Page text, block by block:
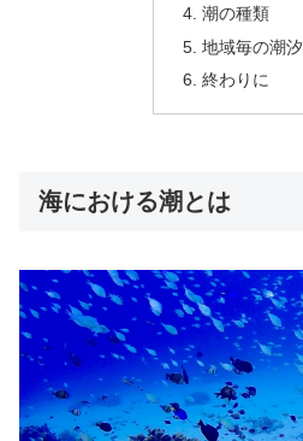
潮の種類
地域毎の潮汐
終わりに
海における潮とは